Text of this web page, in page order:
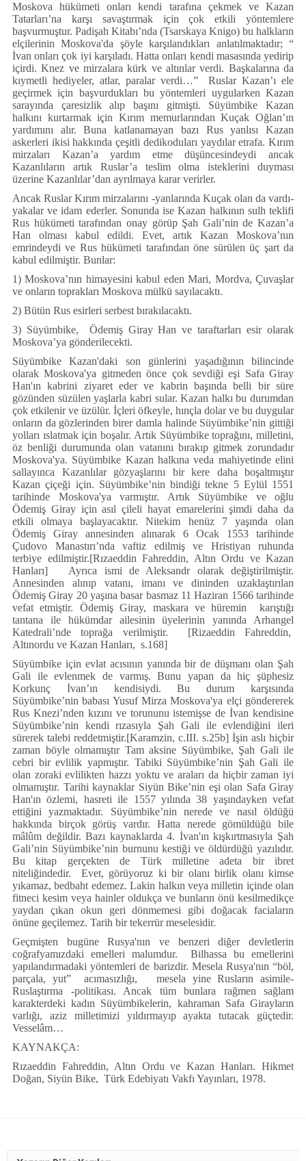
Moskova hükümeti onları kendi tarafına çekmek ve Kazan
Tatarları’na karşı savaştırmak için çok etkili yöntemlere
başvurmuştur. Padişah Kitabı’nda (Tsarskaya Knigo) bu halkların
elçilerinin Moskova'da şöyle karşılandıkları anlatılmaktadır; “
İvan onları çok iyi karşıladı. Hatta onları kendi masasında yedirip
içirdi. Knez ve mirzalara kürk ve altınlar verdi. Başkalarına da
kıymetli hediyeler, atlar, paralar verdi…” Ruslar Kazan’ı ele
geçirmek için başvurdukları bu yöntemleri uygularken Kazan
sarayında çaresizlik alıp başını gitmişti. Süyümbike Kazan
halkını kurtarmak için Kırım memurlarından Kuçak Oğlan’ın
yardımını alır. Buna katlanamayan bazı Rus yanlısı Kazan
askerleri ikisi hakkında çeşitli dedikoduları yaydılar etrafa. Kırım
mirzaları Kazan’a yardım etme düşüncesindeydi ancak
Kazanlıların artık Ruslar’a teslim olma isteklerini duyması
üzerine Kazanlılar’dan ayrılmaya karar verirler.
Ancak Ruslar Kırım mirzalarını -yanlarında Kuçak olan da vardı-
yakalar ve idam ederler. Sonunda ise Kazan halkının sulh teklifi
Rus hükümeti tarafından onay görüp Şah Gali’nin de Kazan’a
Han olması kabul edildi. Evet, artık Kazan Moskova’nın
emrindeydi ve Rus hükümeti tarafından öne sürülen üç şart da
kabul edilmiştir. Bunlar:
1) Moskova’nın himayesini kabul eden Mari, Mordva, Çuvaşlar
ve onların toprakları Moskova mülkü sayılacaktı.
2) Bütün Rus esirleri serbest bırakılacaktı.
3) Süyümbike, Ödemiş Giray Han ve taraftarları esir olarak
Moskova’ya gönderilecekti.
Süyümbike Kazan'daki son günlerini yaşadığının bilincinde
olarak Moskova'ya gitmeden önce çok sevdiği eşi Safa Giray
Han'ın kabrini ziyaret eder ve kabrin başında belli bir süre
gözünden süzülen yaşlarla kabri sular. Kazan halkı bu durumdan
çok etkilenir ve üzülür. İçleri öfkeyle, hınçla dolar ve bu duygular
onların da gözlerinden birer damla halinde Süyümbike’nin gittiği
yolları ıslatmak için boşalır. Artık Süyümbike toprağını, milletini,
öz benliği durumunda olan vatanını bırakıp gitmek zorundadır
Moskova'ya. Süyümbike Kazan halkına veda mahiyetinde elini
sallayınca Kazanlılar gözyaşlarını bir kere daha boşaltmıştır
Kazan çiçeği için. Süyümbike’nin bindiği tekne 5 Eylül 1551
tarihinde Moskova'ya varmıştır. Artık Süyümbike ve oğlu
Ödemiş Giray için asıl çileli hayat emarelerini şimdi daha da
etkili olmaya başlayacaktır. Nitekim henüz 7 yaşında olan
Ödemiş Giray annesinden alınarak 6 Ocak 1553 tarihinde
Çudovo Manastırı’nda vaftiz edilmiş ve Hristiyan ruhunda
terbiye edilmiştir.[Rızaeddin Fahreddin, Altın Ordu ve Kazan
Hanları] Ayrıca ismi de Aleksandr olarak değiştirilmiştir.
Annesinden alınıp vatanı, imanı ve dininden uzaklaştırılan
Ödemiş Giray 20 yaşına basar basmaz 11 Haziran 1566 tarihinde
vefat etmiştir. Ödemiş Giray, maskara ve hüremin karıştığı
tantana ile hükümdar ailesinin üyelerinin yanında Arhangel
Katedrali’nde toprağa verilmiştir. [Rizaeddin Fahreddin,
Altınordu ve Kazan Hanları, s.168]
Süyümbike için evlat acısının yanında bir de düşmanı olan Şah
Gali ile evlenmek de varmış. Bunu yapan da hiç şüphesiz
Korkunç İvan’ın kendisiydi. Bu durum karşısında
Süyümbike’nin babası Yusuf Mirza Moskova'ya elçi göndererek
Rus Knezi’nden kızını ve torununu istemişse de İvan kendisine
Süyümbike’nin kendi rızasıyla Şah Gali ile evlendiğini ileri
sürerek talebi reddetmiştir.[Karamzin, c.III. s.25b] İşin aslı hiçbir
zaman böyle olmamıştır Tam aksine Süyümbike, Şah Gali ile
cebri bir evlilik yapmıştır. Tabiki Süyümbike’nin Şah Gali ile
olan zoraki evlilikten hazzı yoktu ve araları da hiçbir zaman iyi
olmamıştır. Tarihi kaynaklar Siyün Bike’nin eşi olan Safa Giray
Han'ın özlemi, hasreti ile 1557 yılında 38 yaşındayken vefat
ettiğini yazmaktadır. Süyümbike’nin nerede ve nasıl öldüğü
hakkında birçok görüş vardır. Hatta nerede gömüldüğü bile
mâlûm değildir. Bazı kaynaklarda 4. İvan'ın kışkırtmasıyla Şah
Gali’nin Süyümbike’nin burnunu kestiği ve öldürdüğü yazılıdır.
Bu kitap gerçekten de Türk milletine adeta bir ibret
niteliğindedir. Evet, görüyoruz ki bir olanı birlik olanı kimse
yıkamaz, bedbaht edemez. Lakin halkın veya milletin içinde olan
fitneci kesim veya hainler oldukça ve bunların önü kesilmedikçe
yaydan çıkan okun geri dönmemesi gibi doğacak faciaların
önüne geçilemez. Tarih bir tekerrür meselesidir.
Geçmişten bugüne Rusya'nın ve benzeri diğer devletlerin
coğrafyamızdaki emelleri malumdur. Bilhassa bu emellerini
yapılandırmadaki yöntemleri de barizdir. Mesela Rusya'nın “böl,
parçala, yut” acımasızlığı, mesela yine Rusların asimile-
Ruslaştırma -politikası. Ancak tüm bunlara rağmen sağlam
karakterdeki kadın Süyümbikelerin, kahraman Safa Girayların
varlığı, aziz milletimizi yıldırmayıp ayakta tutacak güçtedir.
Vesselâm…
KAYNAKÇA:
Rızaeddin Fahreddin, Altın Ordu ve Kazan Hanları. Hikmet
Doğan, Siyün Bike, Türk Edebiyatı Vakfı Yayınları, 1978.